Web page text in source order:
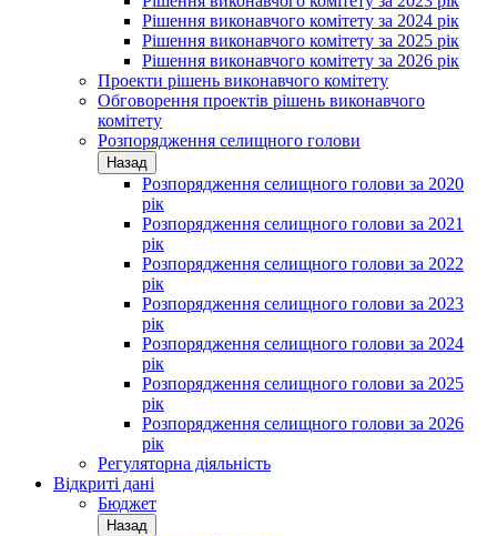
Рішення виконавчого комітету за 2024 рік
Рішення виконавчого комітету за 2025 рік
Рішення виконавчого комітету за 2026 рік
Проекти рішень виконавчого комітету
Обговорення проектів рішень виконавчого
комітету
Розпорядження селищного голови
Назад
Розпорядження селищного голови за 2020
рік
Розпорядження селищного голови за 2021
рік
Розпорядження селищного голови за 2022
рік
Розпорядження селищного голови за 2023
рік
Розпорядження селищного голови за 2024
рік
Розпорядження селищного голови за 2025
рік
Розпорядження селищного голови за 2026
рік
Регуляторна діяльність
Відкриті дані
Бюджет
Назад